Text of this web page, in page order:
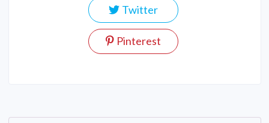
Twitter
Pinterest